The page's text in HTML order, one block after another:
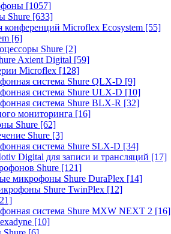
[1057]
Shure [633]
конференций Microflex Ecosystem [55]
[6]
Shure [2]
Axient Digital [59]
Microflex [128]
система Shure QLX-D [9]
система Shure ULX-D [10]
система Shure BLX-R [32]
мониторинга [16]
Shure [62]
Shure [3]
система Shure SLX-D [34]
Digital для записи и трансляций [17]
Shure [121]
микрофоны Shure DuraPlex [14]
Shure TwinPlex [12]
система Shure MXW NEXT 2 [16]
[10]